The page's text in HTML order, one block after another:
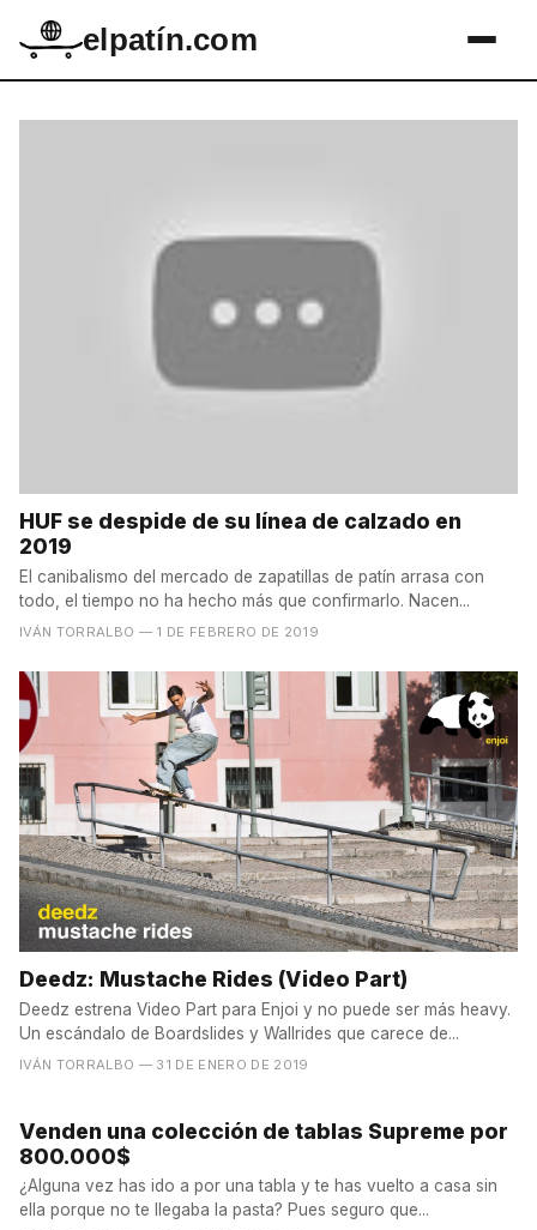
elpatín.com
HUF se despide de su línea de calzado en
2019
El canibalismo del mercado de zapatillas de patín arrasa con
todo, el tiempo no ha hecho más que confirmarlo. Nacen...
IVÁN TORRALBO — 1 DE FEBRERO DE 2019
Deedz: Mustache Rides (Video Part)
Deedz estrena Video Part para Enjoi y no puede ser más heavy.
Un escándalo de Boardslides y Wallrides que carece de...
IVÁN TORRALBO — 31 DE ENERO DE 2019
Venden una colección de tablas Supreme por
800.000$
¿Alguna vez has ido a por una tabla y te has vuelto a casa sin
ella porque no te llegaba la pasta? Pues seguro que...